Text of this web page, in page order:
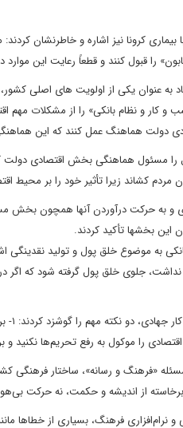
بیماری کرونا نیز اشاره و خاطرنشان
را قبول کنند و قطعاً رعایت این
عنوان یکی از اولویت های اصلی
و نظام بانکی» را از مشکلات مهم
دولت هماهنگ عمل کنند که این
را مسئول هماهنگی بخش اقتصادی
مردم کشاند زیرا تأثیر خود را بر محیط
و به حرکت درآوردن آنها همچون بخش
این بخشها تأکید کردند.
به موضوع خلق پول و تولید نقدینگی
جلوی خلق پول گرفته شود که اگر
«فرهنگ و رسانه»، ساختار فرهنگی
و برخاسته از اندیشه و حکمت، نه حرکت
نرام‌افزاری فرهنگ، بسیاری از خطاها